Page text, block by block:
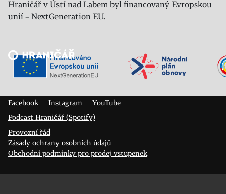
Hraničář v Ústí nad Labem byl financovaný Evropskou
unií – NextGeneration EU.
Veřejný sál Hraničář, spolek
Facebook
Instagram
YouTube
Podcast Hraničář (Spotify)
Provozní řád
Zásady ochrany osobních údajů
Obchodní podmínky pro prodej vstupenek